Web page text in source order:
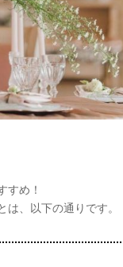
すめ！
、以下の通りです。